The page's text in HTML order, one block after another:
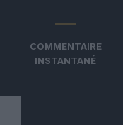
COMMENTAIRE
INSTANTANÉ